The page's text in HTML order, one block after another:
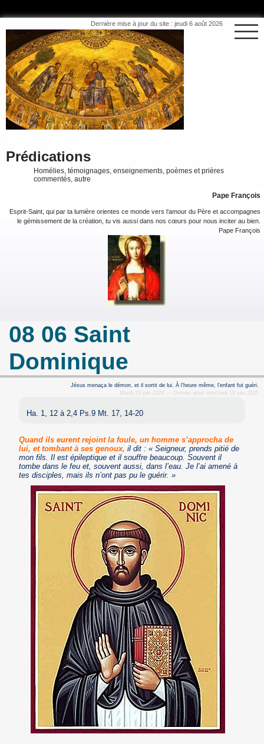
Dernière mise à jour du site : jeudi 6 août 2026
Prédications
Homélies, témoignages, enseignements, poèmes et prières
commentés, autre
Pape François
Esprit-Saint, qui par ta lumière orientes ce monde vers l’amour du Père et accompagnes
le gémissement de la création, tu vis aussi dans nos cœurs pour nous inciter au bien.
Pape François
08 06 Saint
Dominique
Jésus menaça le démon, et il sortit de lui. À l’heure même, l’enfant fut guéri.
Mardi 23 juin 2026 — Dernier ajout mercredi 18 juin 2025
Ha. 1, 12 à 2,4 Ps.9 Mt. 17, 14-20
Quand ils eurent rejoint la foule, un homme s’approcha de
lui, et tombant à ses genoux, il dit : « Seigneur, prends pitié de
mon fils. Il est épileptique et il souffre beaucoup. Souvent il
tombe dans le feu et, souvent aussi, dans l’eau. Je l’ai amené à
tes disciples, mais ils n’ont pas pu le guérir. »